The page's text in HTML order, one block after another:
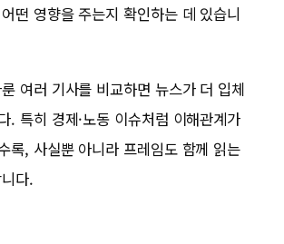
떤 영향을 주는지 확인하는 데 있습니
여러 기사를 비교하면 뉴스가 더 입체
. 특히 경제·노동 이슈처럼 이해관계가
록, 사실뿐 아니라 프레임도 함께 읽는
다.